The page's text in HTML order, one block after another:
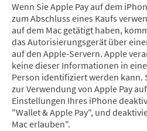
Wenn Sie Apple Pay auf dem
zum Abschluss eines Kaufs
auf dem Mac getätigt haben,
das Autorisierungsgerät über
auf den Apple-Servern. Apple
keine dieser Informationen in
Person identifiziert werden kann.
zur Verwendung von Apple Pay
Einstellungen Ihres iPhone
"Wallet & Apple Pay", und
Mac erlauben".